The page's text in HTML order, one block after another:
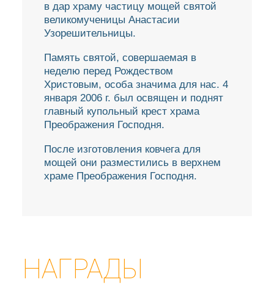
в дар храму частицу мощей святой
великомученицы Анастасии
Узорешительницы.
Память святой, совершаемая в
неделю перед Рождеством
Христовым, особа значима для нас. 4
января 2006 г. был освящен и поднят
главный купольный крест храма
Преображения Господня.
После изготовления ковчега для
мощей они разместились в верхнем
храме Преображения Господня.
НАГРАДЫ